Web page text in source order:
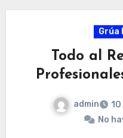
Grúa
Todo al
admin
No